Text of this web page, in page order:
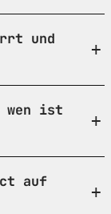
und
wen ist
auf